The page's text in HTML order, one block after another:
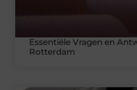
Essentiële Vragen en
Rotterdam